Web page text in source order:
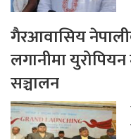
गैरआवासिय
लगानीमा
सञ्चालन